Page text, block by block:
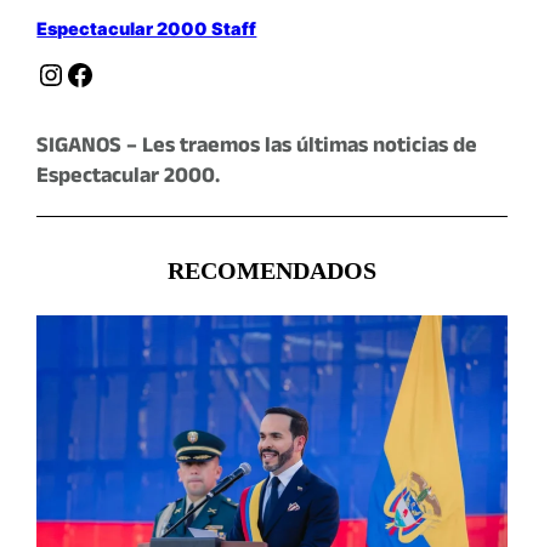
Espectacular 2000 Staff
Instagram Facebook
SIGANOS – Les traemos las últimas noticias de
Espectacular 2000.
RECOMENDADOS